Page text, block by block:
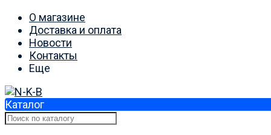
О магазине
Доставка и оплата
Новости
Контакты
Еще
Каталог